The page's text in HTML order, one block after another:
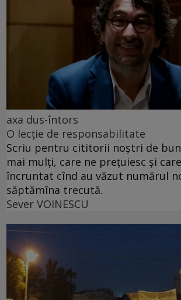
axa dus-întors
O lecție de responsabilitate
Scriu pentru cititorii noștri de
mai mulți, care ne prețuiesc și
încruntat cînd au văzut numărul
săptămîna trecută.
Sever VOINESCU